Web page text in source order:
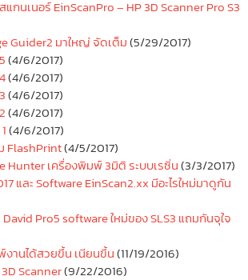
แกนเนอร์ EinScanPro – HP 3D Scanner Pro S3
Guider2 มาใหญ่ จัดเต็ม(5/29/2017)
(4/6/2017)
(4/6/2017)
(4/6/2017)
(4/6/2017)
(4/6/2017)
FlashPrint(4/5/2017)
Hunter เครื่องพิมพ์ 3มิติ ระบบเรซิ่น(3/3/2017)
และ Software EinScan2.xx มีอะไรใหม่มาดูกัน
Pro5 software ใหม่ของ SLS3 แถมกันจุใจ
งานได้สวยขึ้น เนียนขึ้น(11/19/2016)
Scanner(9/22/2016)